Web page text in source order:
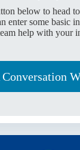
below to head
enter some basic
help with your
Conversation